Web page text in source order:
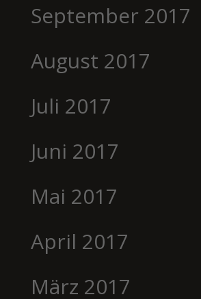
September 2017
August 2017
Juli 2017
Juni 2017
Mai 2017
April 2017
März 2017